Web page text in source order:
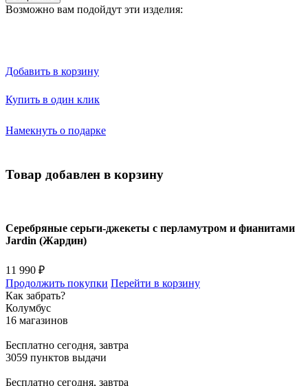
Возможно вам подойдут эти изделия:
Добавить в корзину
Купить в один клик
Намекнуть о подарке
Товар добавлен в корзину
Серебряные серьги-джекеты с перламутром и фианитами
Jardin (Жардин)
11 990 ₽
Продолжить покупки Перейти в корзину
Как забрать?
Колумбус
16 магазинов
Бесплатно сегодня, завтра
3059 пунктов выдачи
Бесплатно сегодня, завтра